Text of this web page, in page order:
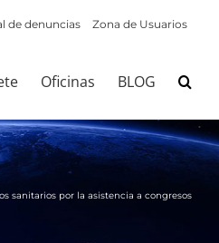
de denuncias Zona de Usuarios
Oficinas BLOG
sanitarios por la asistencia a congresos